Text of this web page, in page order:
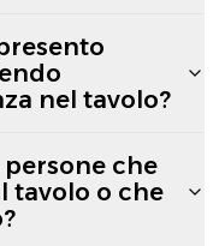
nel tavolo?
persone che
tavolo o che